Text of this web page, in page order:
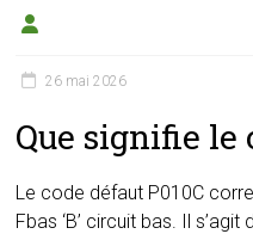
éthanol
26 mai 2026
Que signifie le
Le code défaut P010C
Fbas ‘B’ circuit bas. Il